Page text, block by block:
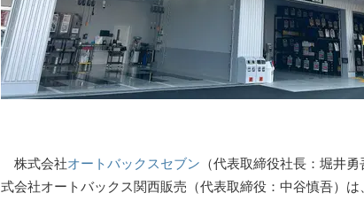
株式会社オートバックスセブン （代表取締役社長：堀井
式会社オートバックス関西販売（代表取締役：中谷慎吾）